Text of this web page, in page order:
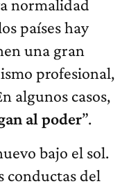
normalidad
países hay
una gran
profesional,
algunos casos,
al poder”.
bajo el sol.
conductas del